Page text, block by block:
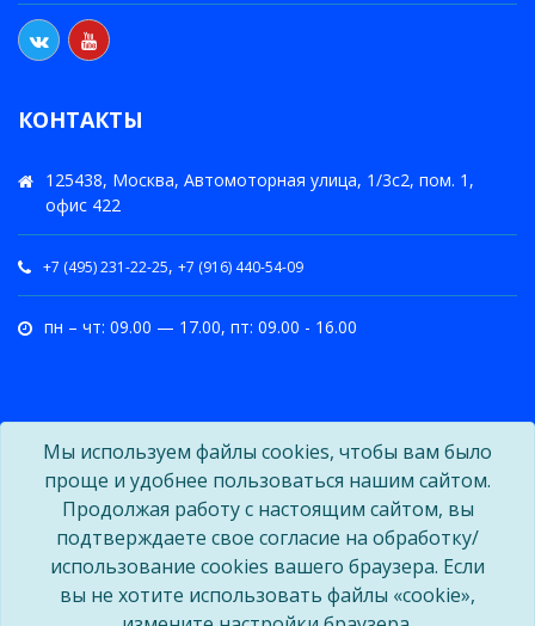
КОНТАКТЫ
125438, Москва, Автомоторная улица, 1/3с2, пом. 1,
офис 422
+7 (495) 231-22-25, +7 (916) 440-54-09
пн – чт: 09.00 — 17.00, пт: 09.00 - 16.00
Мы используем файлы cookies, чтобы вам было
проще и удобнее пользоваться нашим сайтом.
Продолжая работу с настоящим сайтом, вы
подтверждаете свое согласие на обработку/
использование cookies вашего браузера. Если
вы не хотите использовать файлы «cookie»,